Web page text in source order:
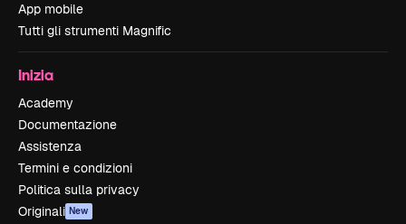
App mobile
Tutti gli strumenti Magnific
Inizia
Academy
Documentazione
Assistenza
Termini e condizioni
Politica sulla privacy
Originali New